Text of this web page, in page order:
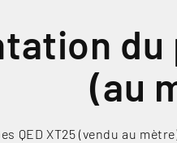
du
(au
QED XT25 (vendu au